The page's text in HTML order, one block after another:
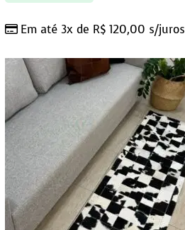
Em até 3x de R$ 120,00 s/juros